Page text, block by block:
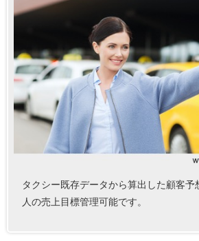
タクシー既存データから算出した顧客予
人の売上目標管理可能です。